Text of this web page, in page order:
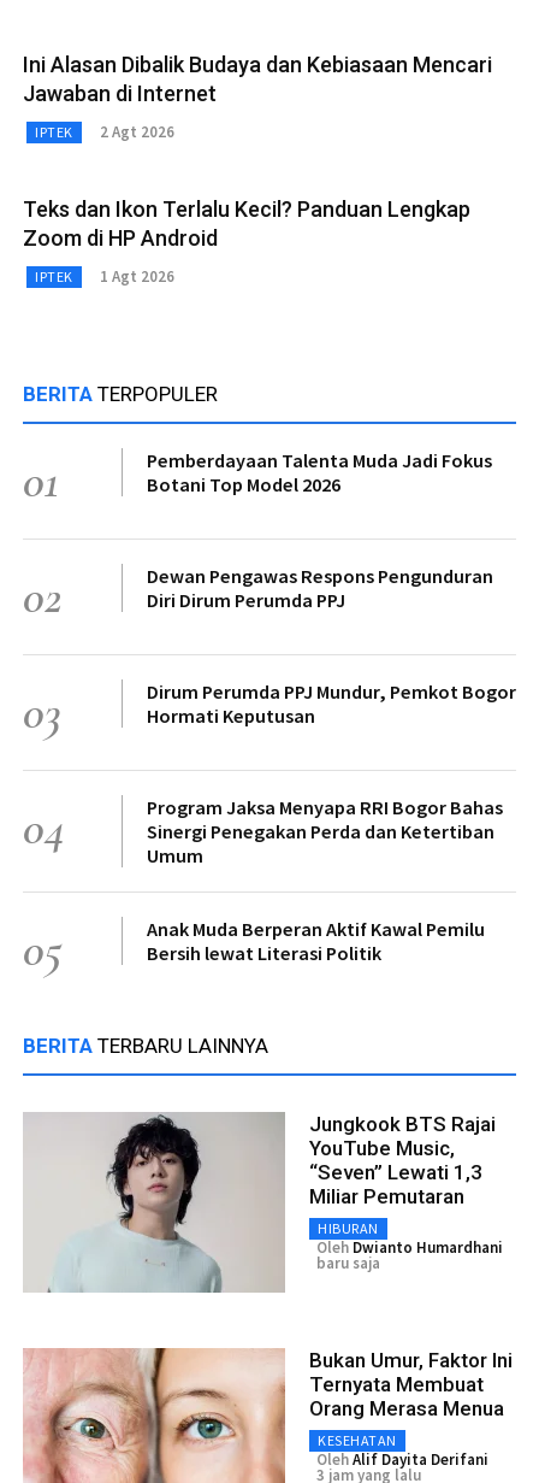
Ini Alasan Dibalik Budaya dan Kebiasaan Mencari
Jawaban di Internet
IPTEK 2 Agt 2026
Teks dan Ikon Terlalu Kecil? Panduan Lengkap
Zoom di HP Android
IPTEK 1 Agt 2026
BERITA TERPOPULER
01
Pemberdayaan Talenta Muda Jadi Fokus
Botani Top Model 2026
02
Dewan Pengawas Respons Pengunduran
Diri Dirum Perumda PPJ
03
Dirum Perumda PPJ Mundur, Pemkot Bogor
Hormati Keputusan
04
Program Jaksa Menyapa RRI Bogor Bahas
Sinergi Penegakan Perda dan Ketertiban
Umum
05
Anak Muda Berperan Aktif Kawal Pemilu
Bersih lewat Literasi Politik
BERITA TERBARU LAINNYA
Jungkook BTS Rajai
YouTube Music,
“Seven” Lewati 1,3
Miliar Pemutaran
HIBURAN
Oleh Dwianto Humardhani
baru saja
Bukan Umur, Faktor Ini
Ternyata Membuat
Orang Merasa Menua
KESEHATAN
OlehAlif Dayita Derifani
3 jam yang lalu